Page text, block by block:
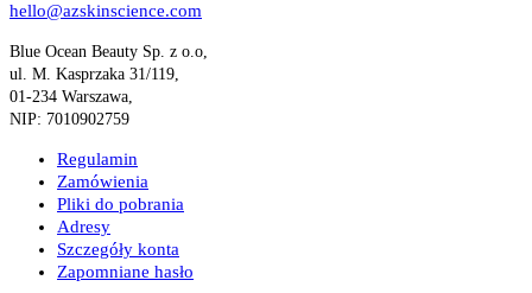
hello@azskinscience.com
Blue Ocean Beauty Sp. z o.o,
ul. M. Kasprzaka 31/119,
01-234 Warszawa,
NIP: 7010902759
Regulamin
Zamówienia
Pliki do pobrania
Adresy
Szczegóły konta
Zapomniane hasło